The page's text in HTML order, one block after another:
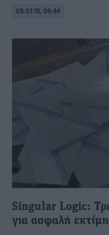
05.07.15, 09:44
Singular Logic:
για ασφαλή